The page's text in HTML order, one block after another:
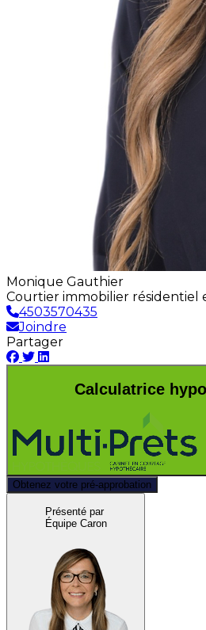
Monique Gauthier
Courtier immobilier résidentiel
4503570435
Joindre
Partager
Calculatrice
Obtenez votre pré-approbation
Présenté par
Équipe Caron